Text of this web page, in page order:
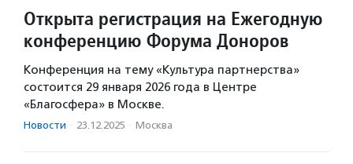
Открыта регистрация на Ежегодную
конференцию Форума Доноров
Конференция на тему «Культура партнерства»
состоится 29 января 2026 года в Центре
«Благосфера» в Москве.
Новости · 23.12.2025 · Москва